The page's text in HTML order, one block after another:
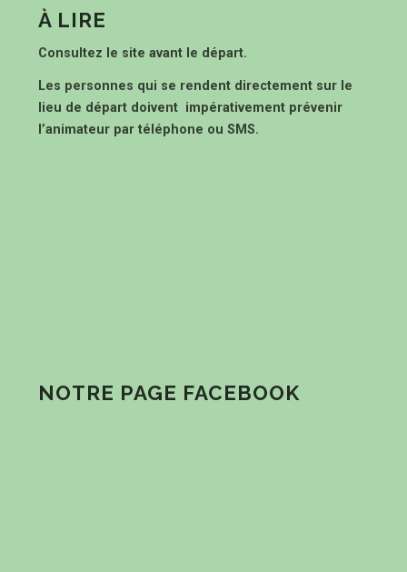
À LIRE
Consultez le site avant le départ.
Les personnes qui se rendent directement sur le
lieu de départ doivent impérativement prévenir
l’animateur par téléphone ou SMS.
NOTRE PAGE FACEBOOK